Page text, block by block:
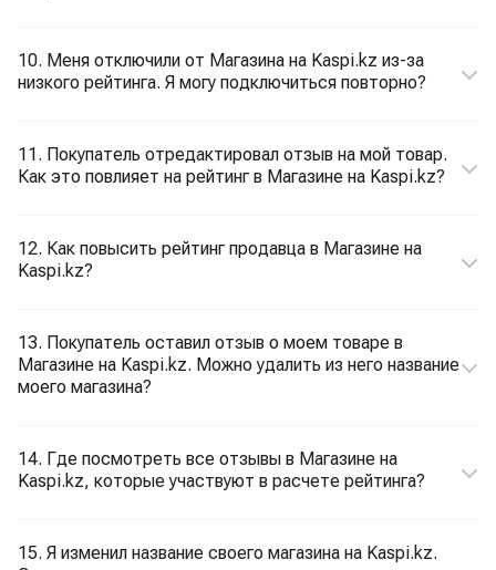
10. Меня отключили от Магазина на Kaspi.kz из-за
низкого рейтинга. Я могу подключиться повторно?
11. Покупатель отредактировал отзыв на мой товар.
Как это повлияет на рейтинг в Магазине на Kaspi.kz?
12. Как повысить рейтинг продавца в Магазине на
Kaspi.kz?
13. Покупатель оставил отзыв о моем товаре в
Магазине на Kaspi.kz. Можно удалить из него название
моего магазина?
14. Где посмотреть все отзывы в Магазине на
Kaspi.kz, которые участвуют в расчете рейтинга?
15. Я изменил название своего магазина на Kaspi.kz.